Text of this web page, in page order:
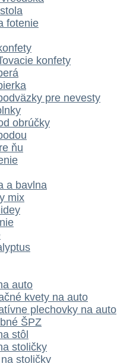
fotenie
konfety
pre nevesty
obrúčky
ňu
a bavlna
mix
auto
kvety na auto
plechovky na auto
ŠPZ
stôl
stoličky
stoličky